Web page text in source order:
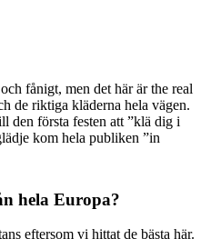
fånigt, men det här är the real
de riktiga kläderna hela vägen.
den första festen att ”klä dig i
kom hela publiken ”in
hela Europa?
eftersom vi hittat de bästa här.